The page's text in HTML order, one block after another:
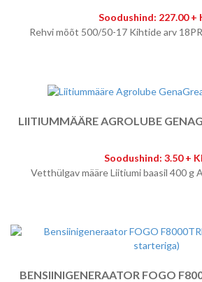
Soodushind: 227.00 +
Rehvi mõõt 500/50-17 Kihtide arv
LIITIUMMÄÄRE AGROLUBE
Soodushind: 3.50 +
Vetthülgav määre Liitiumi baasil 400 g
BENSIINIGENERAATOR FOGO